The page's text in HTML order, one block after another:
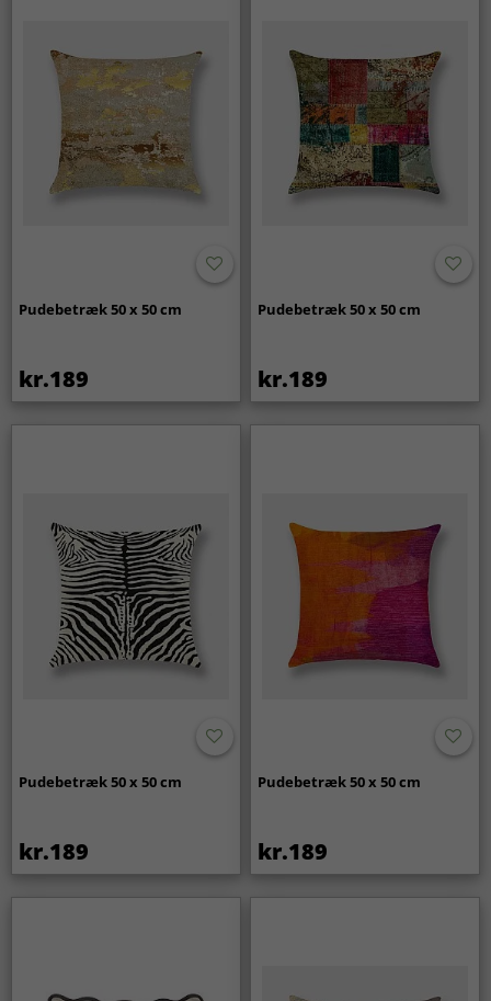
Pudebetræk 50 x 50 cm
kr.189
Pudebetræk 50 x 50 cm
kr.189
Pudebetræk 50 x 50 cm
kr.189
Pudebetræk 50 x 50 cm
kr.189